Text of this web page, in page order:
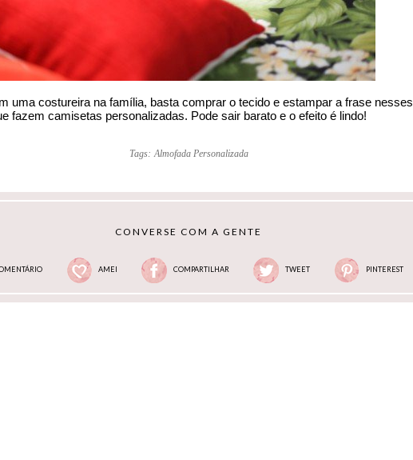
uma costureira na família, basta comprar o tecido e estampar a frase nesses
fazem camisetas personalizadas. Pode sair barato e o efeito é lindo!
Tags: Almofada Personalizada
CONVERSE COM A GENTE
AMEI COMPARTILHAR TWEET PINTEREST